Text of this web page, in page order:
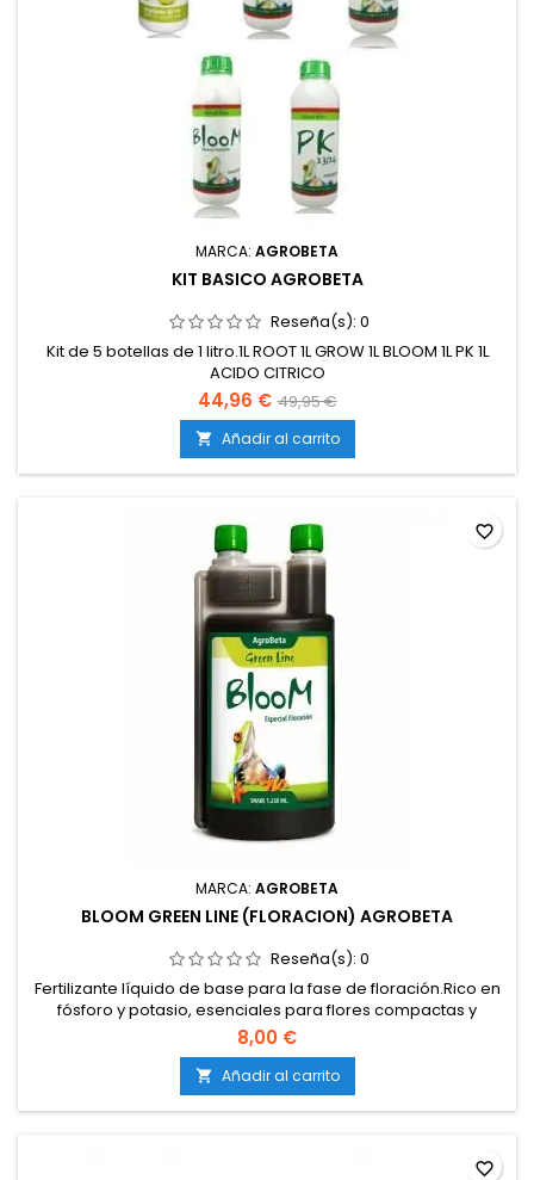
MARCA: AGROBETA
KIT BASICO AGROBETA
Reseña(s): 0
Kit de 5 botellas de 1 litro.1L ROOT 1L GROW 1L BLOOM 1L PK 1L
ACIDO CITRICO
44,96 € 49,95 €
 Añadir al carrito
MARCA: AGROBETA
BLOOM GREEN LINE (FLORACION) AGROBETA
Reseña(s): 0
Fertilizante líquido de base para la fase de floración.Rico en
fósforo y potasio, esenciales para flores compactas y
resinosas.Fórmula equilibrada que evita carencias y
bloqueos.Potencia el aroma, sabor y calidad de la
cosecha.Compatible con tierra, coco e hidroponía.Apto
para cultivos de interior y exterior.Disponible en distintos...
8,00 €
 Añadir al carrito
favorite_border
favorite_border